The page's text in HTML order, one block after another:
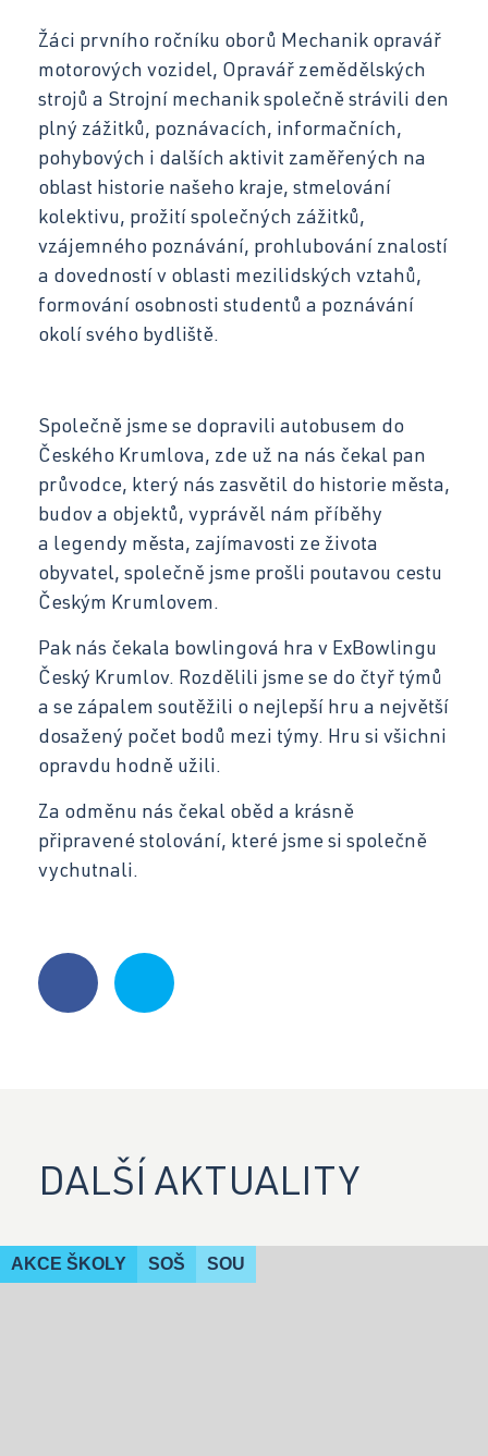
Opravář zemědělských strojů
Mechanik opravář motorových vozidel
Kuchař-číšník
Bezpečnostní služby
Úvodní třídní schůzky
Informace pro rodiče 1. ročníků
Kontakt
Virtuální prohlídka
Bakaláři SOŠ
Bakaláři SOU
Schránka důvěry
Facebook
Instagram
YouTube
Žáci prvního ročníku oborů Mechanik opravář
motorových vozidel, Opravář zemědělských
strojů a Strojní mechanik společně strávili den
plný zážitků, poznávacích, informačních,
pohybových i dalších aktivit zaměřených na
oblast historie našeho kraje, stmelování
kolektivu, prožití společných zážitků,
vzájemného poznávání, prohlubování znalostí
a dovedností v oblasti mezilidských vztahů,
formování osobnosti studentů a poznávání
okolí svého bydliště.
Společně jsme se dopravili autobusem do
Českého Krumlova, zde už na nás čekal pan
průvodce, který nás zasvětil do historie města,
budov a objektů, vyprávěl nám příběhy
a legendy města, zajímavosti ze života
obyvatel, společně jsme prošli poutavou cestu
Českým Krumlovem.
Pak nás čekala bowlingová hra v ExBowlingu
Český Krumlov. Rozdělili jsme se do čtyř týmů
a se zápalem soutěžili o nejlepší hru a největší
dosažený počet bodů mezi týmy. Hru si všichni
opravdu hodně užili.
Za odměnu nás čekal oběd a krásně
připravené stolování, které jsme si společně
vychutnali.
DALŠÍ AKTUALITY
AKCE ŠKOLY SOŠ SOU